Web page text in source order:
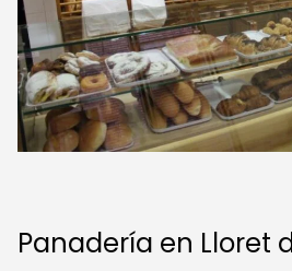
Panadería en Lloret